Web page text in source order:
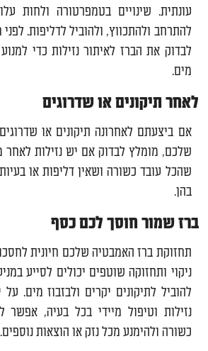
עונתית. שינויים בטמפרטורה ולחות
להתרחב ולהתכווץ, ולהוביל לדליפות.
לבדוק את הברז לאיתור נזילות כדי
מים.
לאחר תיקונים או שדרוגים
אם ביצעתם לאחרונה תיקונים או
שלכם, מומלץ לבדוק אם יש נזילות לאחר
שהכל עובד כשורה ושאין דליפות או
בהן.
ברז שמור חוסך לכם כסף
תחזוקת ברז האמבטיה שלכם חיונית
ניקוי ותחזוקה שוטפים יכולים לסייע
להוביל לתיקונים יקרים ולבזבוז מים.
נזילות וטיפול מיידי בכל בעיה,
כשורה ולהימנע מכל נזק או הוצאות נוספים.